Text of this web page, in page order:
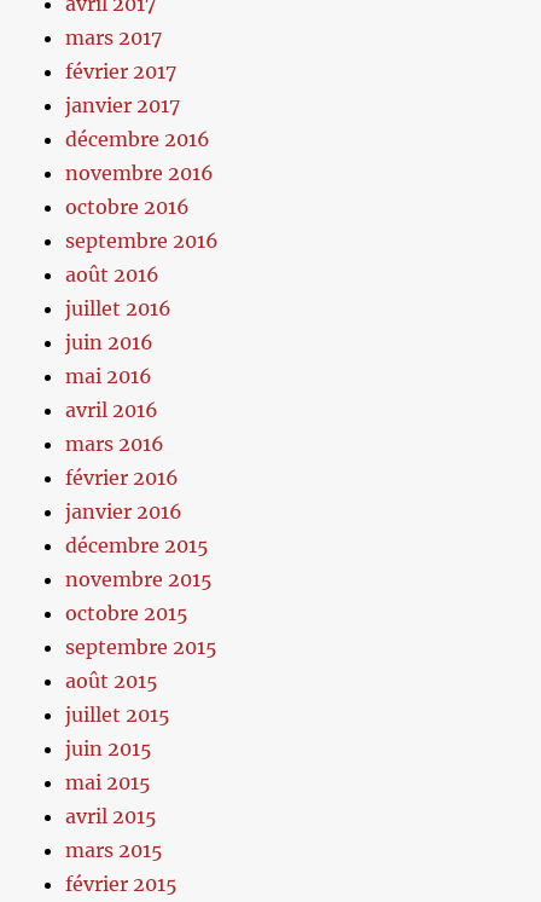
mars 2017
février 2017
janvier 2017
décembre 2016
novembre 2016
octobre 2016
septembre 2016
août 2016
juillet 2016
juin 2016
mai 2016
avril 2016
mars 2016
février 2016
janvier 2016
décembre 2015
novembre 2015
octobre 2015
septembre 2015
août 2015
juillet 2015
juin 2015
mai 2015
avril 2015
mars 2015
février 2015